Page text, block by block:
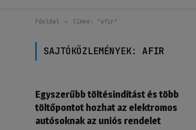
Főoldal » Címke: "afir"
SAJTÓKÖZLEMÉNYEK:AFIR
Egyszerűbb töltésindítást és több
töltőpontot hozhat az elektromos
autósoknak az uniós rendelet